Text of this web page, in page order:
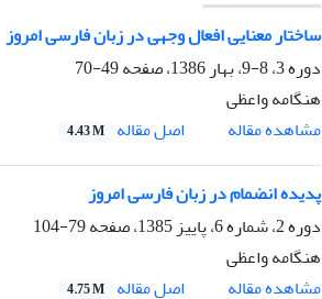
ساختار معنایی افعال وجهی در زبان فارسی امروز
دوره 3، 8-9، بهار 1386، صفحه
49-70
هنگامه واعظی
مشاهده مقاله
اصل مقاله 4.43 M
پدیده انضمام در زبان فارسی امروز
دوره 2، شماره 6، پاییز 1385، صفحه
79-104
هنگامه واعظی
مشاهده مقاله
اصل مقاله 4.75 M